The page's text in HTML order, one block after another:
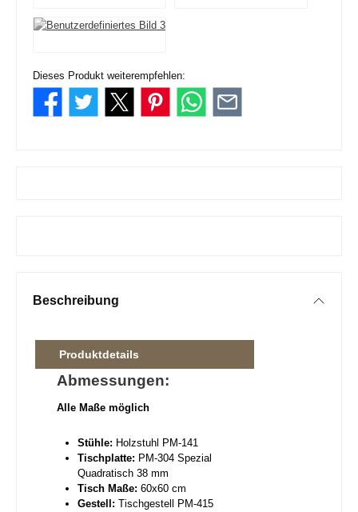
Dieses Produkt weiterempfehlen:
Beschreibung
Produktdetails
Abmessungen:
Alle Maße möglich
Stühle: Holzstuhl PM-141
Tischplatte: PM-304 Spezial
Quadratisch 38 mm
Tisch Maße: 60x60 cm
Gestell: Tischgestell PM-415